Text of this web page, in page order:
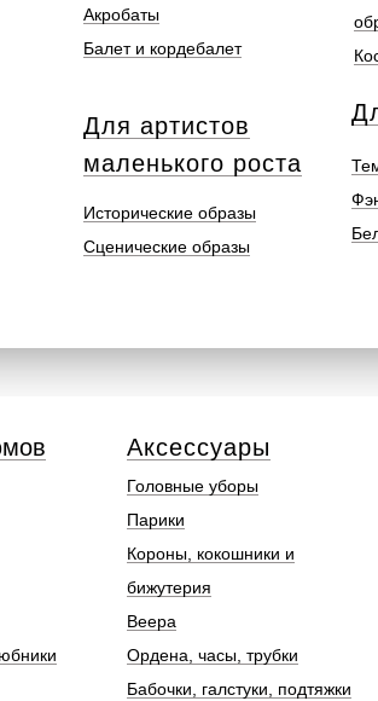
Исторические образы
Сценические образы
Для артистов
маленького роста
Акробаты
Балет и кордебалет
Аксессуары
Головные уборы
Парики
Короны, кокошники и
бижутерия
Веера
Ордена, часы, трубки
Бабочки, галстуки, подтяжки